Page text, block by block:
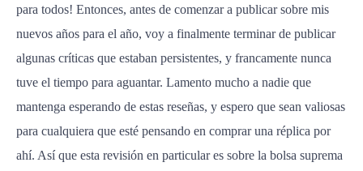
para todos! Entonces, antes de comenzar a publicar sobre mis
nuevos años para el año, voy a finalmente terminar de publicar
algunas críticas que estaban persistentes, y francamente nunca
tuve el tiempo para aguantar. Lamento mucho a nadie que
mantenga esperando de estas reseñas, y espero que sean valiosas
para cualquiera que esté pensando en comprar una réplica por
ahí. Así que esta revisión en particular es sobre la bolsa suprema